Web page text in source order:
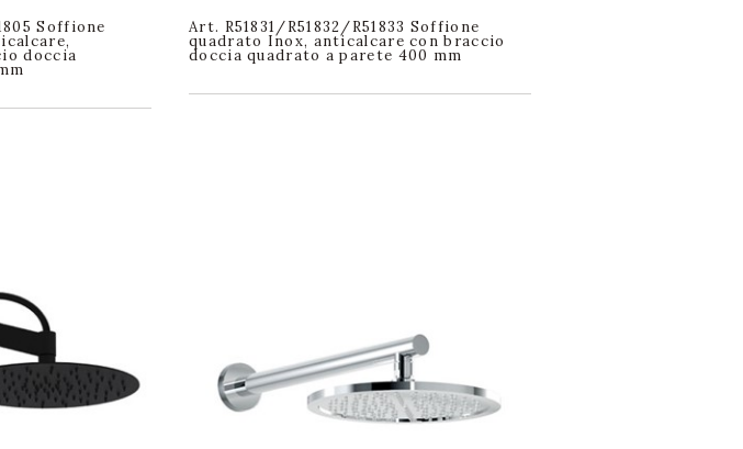
Soffione
doccia
Art. R51831/R51832/R51833 Soffione
quadrato Inox, anticalcare con braccio
doccia quadrato a parete 400 mm